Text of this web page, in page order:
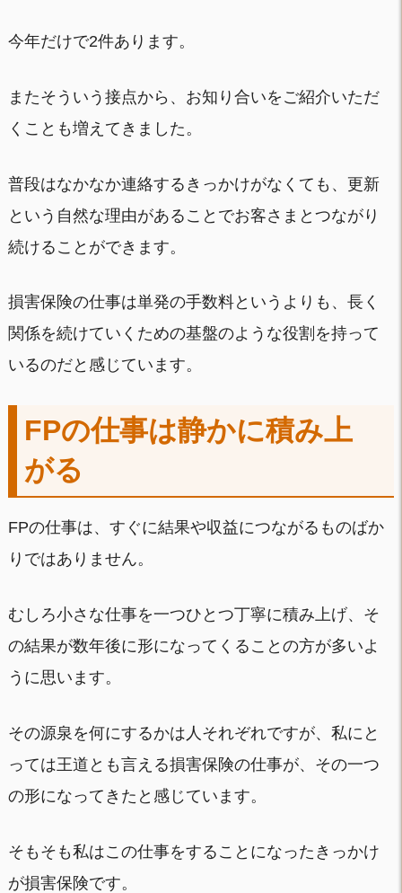
今年だけで2件あります。
またそういう接点から、お知り合いをご紹介いただ
くことも増えてきました。
普段はなかなか連絡するきっかけがなくても、更新
という自然な理由があることでお客さまとつながり
続けることができます。
損害保険の仕事は単発の手数料というよりも、長く
関係を続けていくための基盤のような役割を持って
いるのだと感じています。
FPの仕事は静かに積み上
がる
FPの仕事は、すぐに結果や収益につながるものばか
りではありません。
むしろ小さな仕事を一つひとつ丁寧に積み上げ、そ
の結果が数年後に形になってくることの方が多いよ
うに思います。
その源泉を何にするかは人それぞれですが、私にと
っては王道とも言える損害保険の仕事が、その一つ
の形になってきたと感じています。
そもそも私はこの仕事をすることになったきっかけ
が損害保険です。